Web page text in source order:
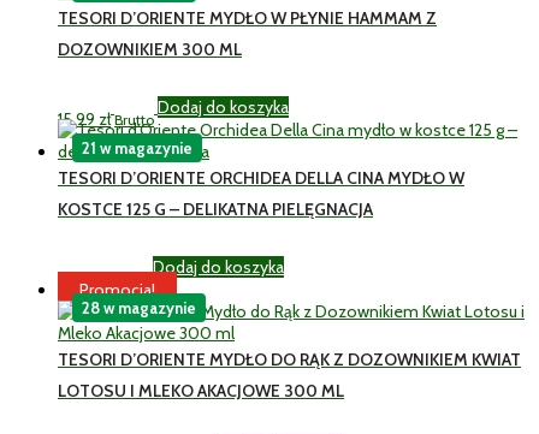
TESORI D’ORIENTE MYDŁO W PŁYNIE HAMMAM Z
DOZOWNIKIEM 300 ML
15,99 zł Brutto
Dodaj do koszyka
TESORI D’ORIENTE ORCHIDEA DELLA CINA MYDŁO W
KOSTCE 125 G – DELIKATNA PIELĘGNACJA
11,99zł Brutto
Dodaj do koszyka
21 w magazynie
Promocja!
TESORI D’ORIENTE MYDŁO DO RĄK Z DOZOWNIKIEM KWIAT
LOTOSU I MLEKO AKACJOWE 300 ML
28 w magazynie